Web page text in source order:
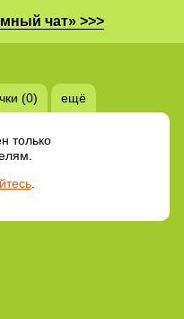
чат» >>>
(0) ещё
только